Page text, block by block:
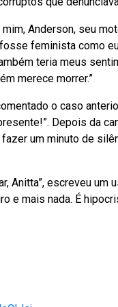
Anderson, seu
feminista como
teria meus
merece morrer.”
o caso
Depois da
um minuto de
Anitta”, escreveu um
e mais nada. É